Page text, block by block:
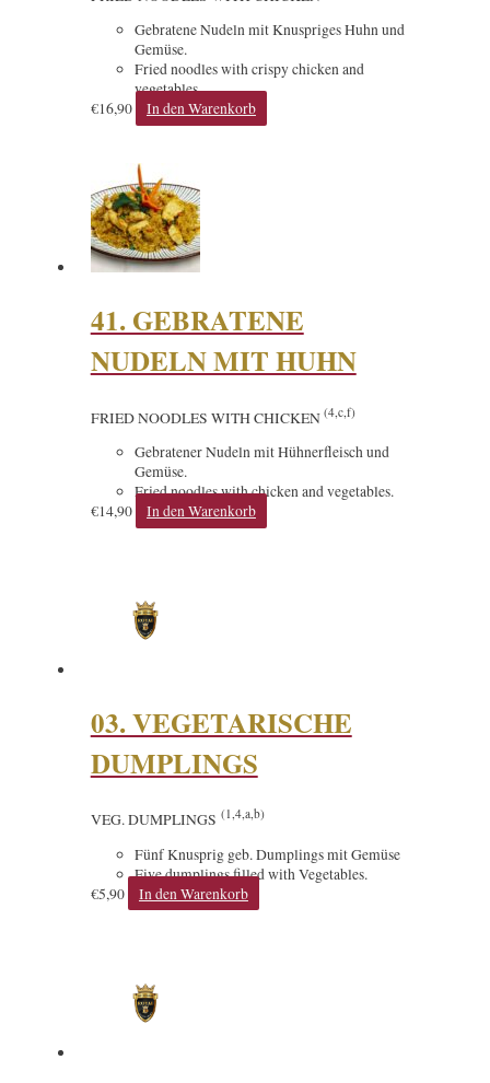
Gebratene Nudeln mit Knuspriges Huhn und
Gemüse.
Fried noodles with crispy chicken and
vegetables.
€16,90 In den Warenkorb
41. GEBRATENE
NUDELN MIT HUHN
FRIED NOODLES WITH CHICKEN(4,c,f)
Gebratener Nudeln mit Hühnerfleisch und
Gemüse.
Fried noodles with chicken and vegetables.
€14,90 In den Warenkorb
03. VEGETARISCHE
DUMPLINGS
VEG. DUMPLINGS (1,4,a,b)
Fünf Knusprig geb. Dumplings mit Gemüse
Five dumplings filled with Vegetables.
€5,90 In den Warenkorb